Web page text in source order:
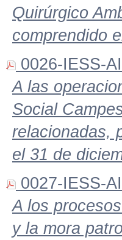
Quirúrgico
comprendido
0026-IESS-
A las
Social
relacionadas,
el 31 de
0027-IESS-
A los
y la mora